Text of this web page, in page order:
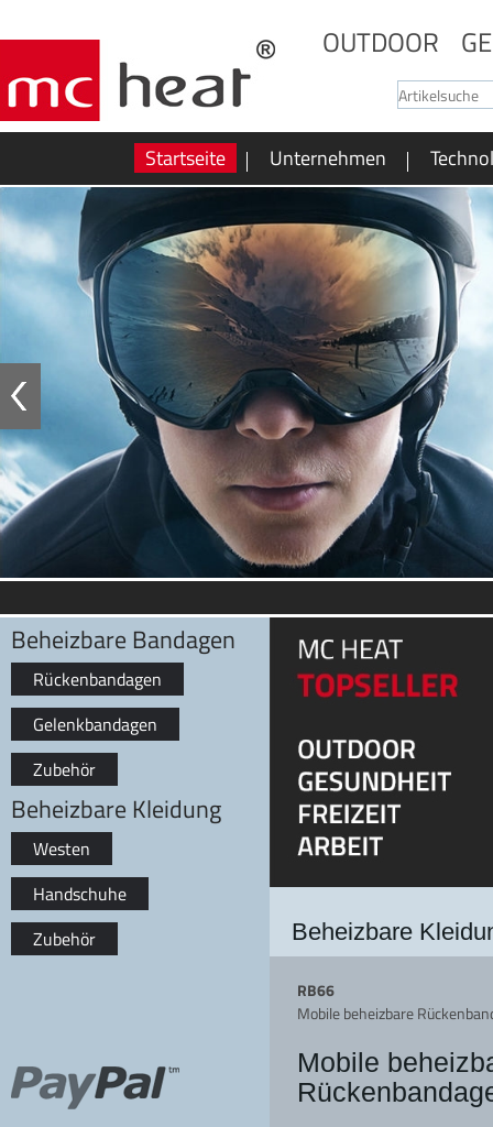
OUTDOOR
Startseite Unternehmen
Beheizbare
RB66
Mobile beheizbare
Mobile
Beheizbare Bandagen
Rückenbandagen
Gelenkbandagen
Zubehör
Beheizbare Kleidung
Westen
Handschuhe
Zubehör